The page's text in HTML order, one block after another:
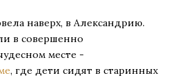
наверх, в Александрию.
в совершенно
месте -
, где дети сидят в старинных